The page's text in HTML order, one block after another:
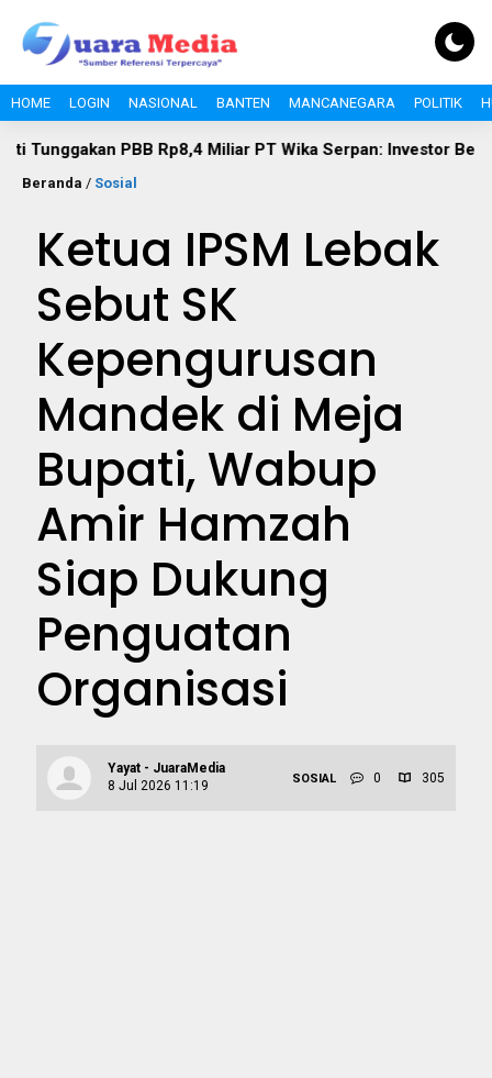
HOME LOGIN NASIONAL BANTEN MANCANEGARA POLITIK
Rp8,4 Miliar PT Wika Serpan: Investor Besar Tak Boleh
Beranda / Sosial
Ketua IPSM Lebak
Sebut SK
Kepengurusan
Mandek di Meja
Bupati, Wabup
Amir Hamzah
Siap Dukung
Penguatan
Organisasi
Yayat - JuaraMedia
8 Jul 2026 11:19
SOSIAL 0 305